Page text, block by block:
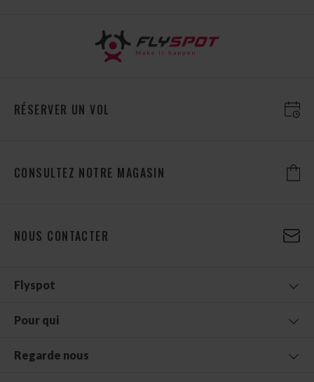
RÉSERVER UN VOL
CONSULTEZ NOTRE MAGASIN
NOUS CONTACTER
Flyspot
Pour qui
Regarde nous